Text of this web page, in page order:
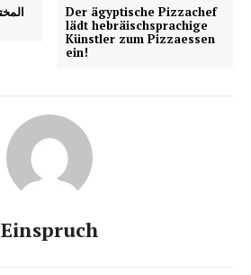
Der ägyptische Pizzachef
lädt hebräischsprachige
Künstler zum Pizzaessen
ein!
Einspruch